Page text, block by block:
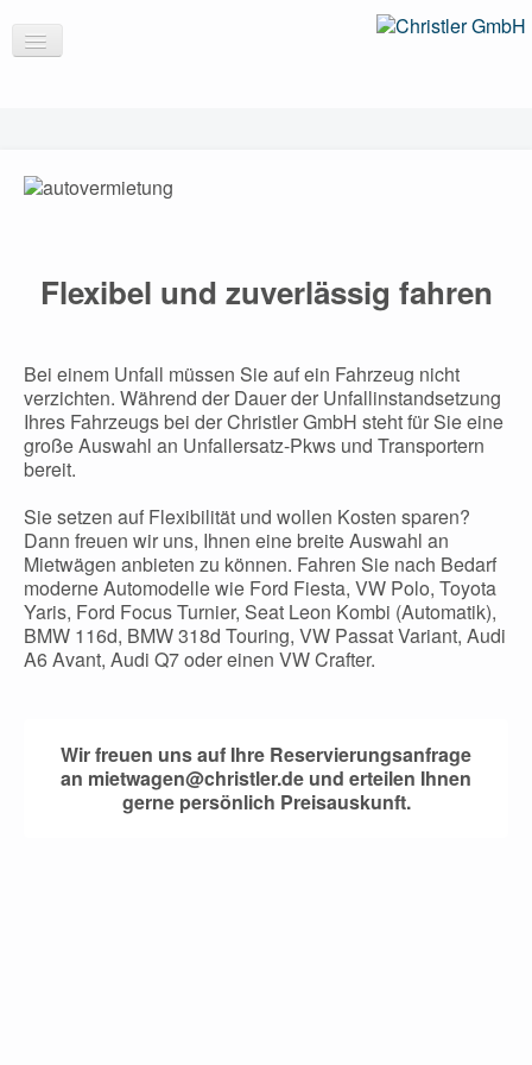
Unternehmen
Flexibel und zuverlässig fahren
Bei einem Unfall müssen Sie auf ein Fahrzeug nicht
verzichten. Während der Dauer der Unfallinstandsetzung
Ihres Fahrzeugs bei der Christler GmbH steht für Sie eine
große Auswahl an Unfallersatz-Pkws und Transportern
bereit.
Sie setzen auf Flexibilität und wollen Kosten sparen?
Dann freuen wir uns, Ihnen eine breite Auswahl an
Mietwägen anbieten zu können. Fahren Sie nach Bedarf
moderne Automodelle wie Ford Fiesta, VW Polo, Toyota
Yaris, Ford Focus Turnier, Seat Leon Kombi (Automatik),
BMW 116d, BMW 318d Touring, VW Passat Variant, Audi
A6 Avant, Audi Q7 oder einen VW Crafter.
Wir freuen uns auf Ihre Reservierungsanfrage
an mietwagen@christler.de und erteilen Ihnen
gerne persönlich Preisauskunft.